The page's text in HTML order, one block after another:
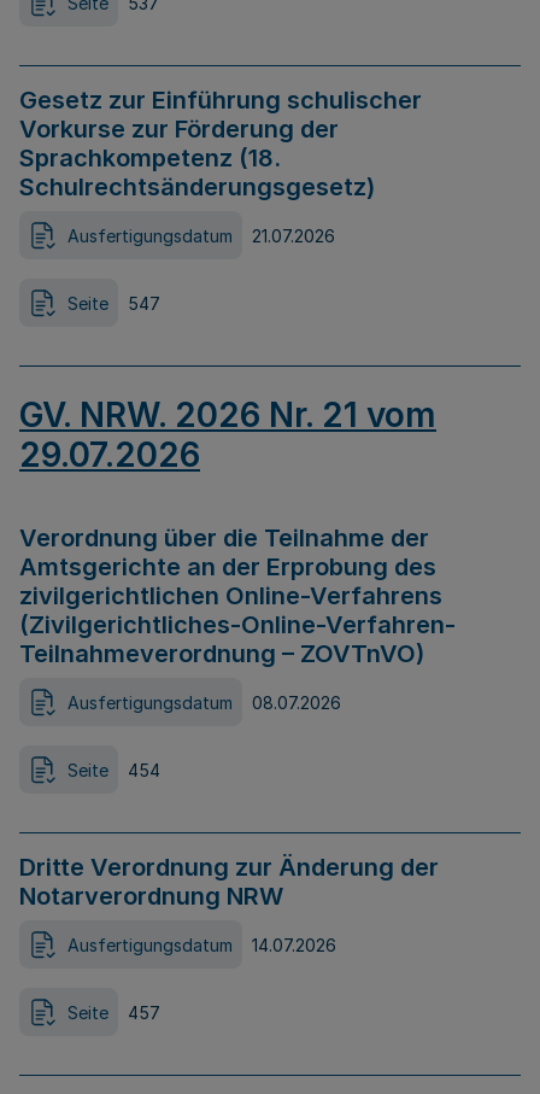
Gesetz zur Einführung schulischer
Vorkurse zur Förderung der
Sprachkompetenz (18.
Schulrechtsänderungsgesetz)
Ausfertigungsdatum 21.07.2026
Seite 547
GV. NRW. 2026 Nr. 21 vom
29.07.2026
Verordnung über die Teilnahme der
Amtsgerichte an der Erprobung des
zivilgerichtlichen Online-Verfahrens
(Zivilgerichtliches-Online-Verfahren-
Teilnahmeverordnung – ZOVTnVO)
Ausfertigungsdatum 08.07.2026
Seite 454
Dritte Verordnung zur Änderung der
Notarverordnung NRW
Ausfertigungsdatum 14.07.2026
Seite 457